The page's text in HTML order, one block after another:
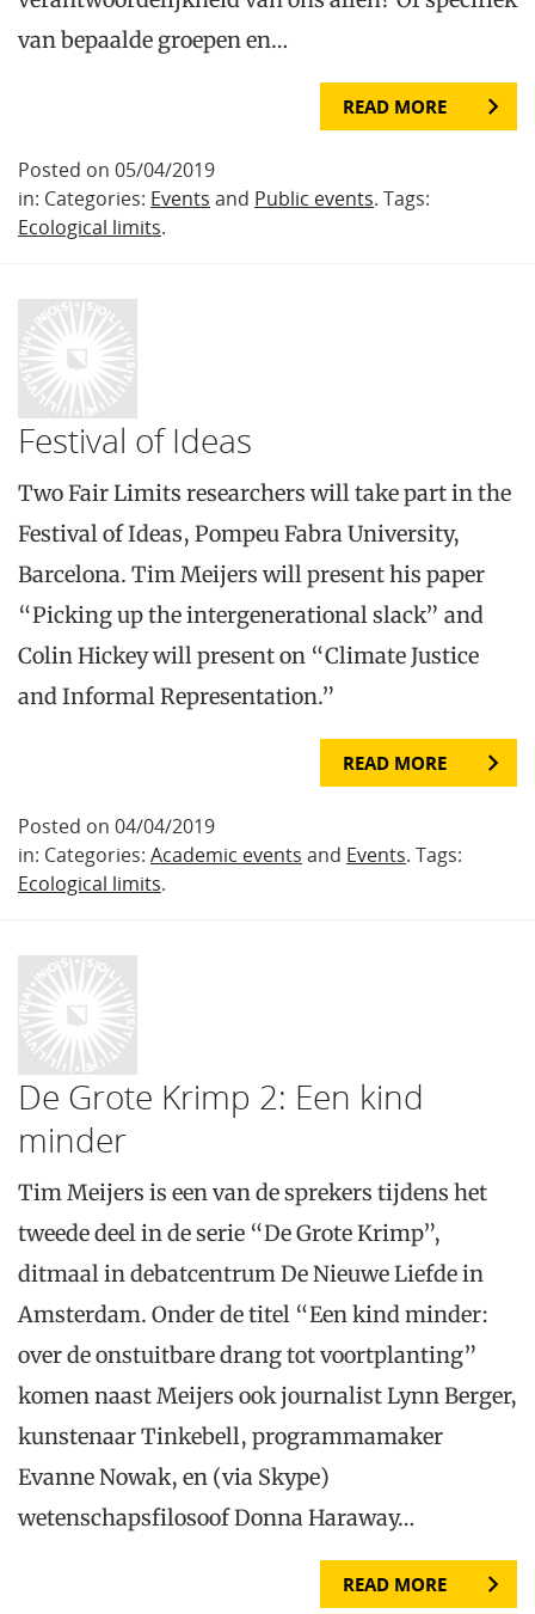
van bepaalde groepen en…
READ MORE
Posted on 05/04/2019
in: Categories: Events and Public events. Tags:
Ecological limits.
Festival of Ideas
Two Fair Limits researchers will take part in the
Festival of Ideas, Pompeu Fabra University,
Barcelona. Tim Meijers will present his paper
“Picking up the intergenerational slack” and
Colin Hickey will present on “Climate Justice
and Informal Representation.”
READ MORE
Posted on 04/04/2019
in: Categories: Academic events and Events. Tags:
Ecological limits.
De Grote Krimp 2: Een kind
minder
Tim Meijers is een van de sprekers tijdens het
tweede deel in de serie “De Grote Krimp”,
ditmaal in debatcentrum De Nieuwe Liefde in
Amsterdam. Onder de titel “Een kind minder:
over de onstuitbare drang tot voortplanting”
komen naast Meijers ook journalist Lynn Berger,
kunstenaar Tinkebell, programmamaker
Evanne Nowak, en (via Skype)
wetenschapsfilosoof Donna Haraway…
READ MORE